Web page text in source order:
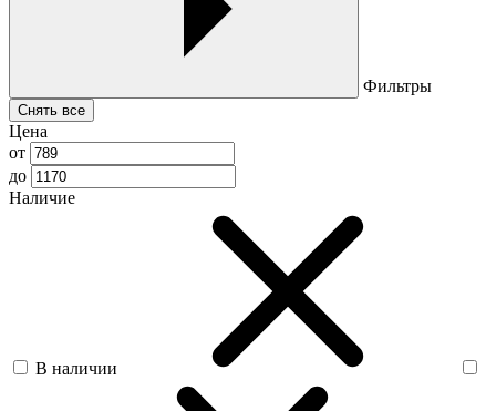
Фильтры
Снять все
Цена
от
до
Наличие
В наличии